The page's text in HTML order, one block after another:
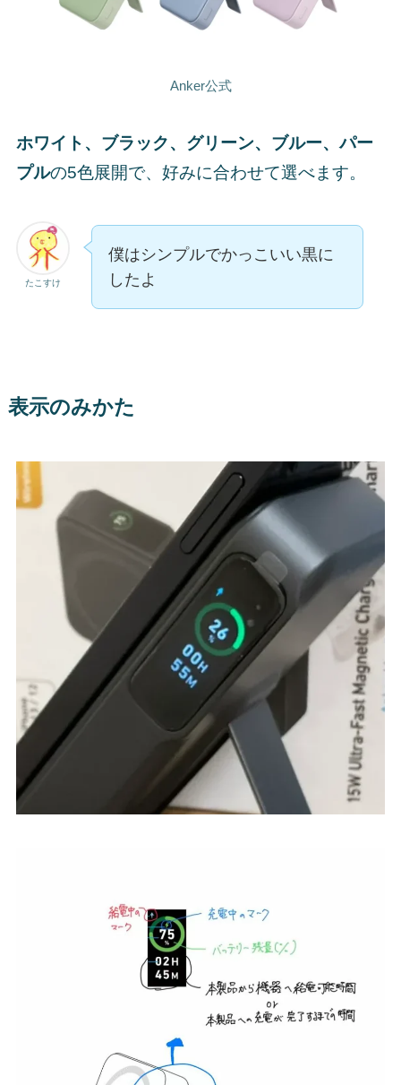
Anker公式
ホワイト、ブラック、グリーン、ブルー、パー
プルの5色展開で、好みに合わせて選べます。
たこすけ
僕はシンプルでかっこいい黒に
したよ
表示のみかた